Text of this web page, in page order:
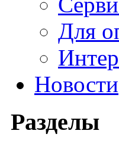
Для
Новости
Разделы